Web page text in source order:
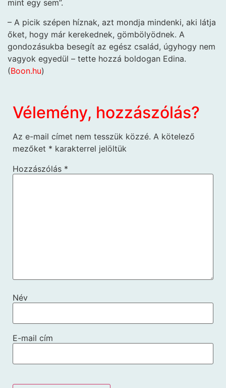
mint egy sem”.
– A picik szépen híznak, azt mondja mindenki, aki látja
őket, hogy már kerekednek, gömbölyödnek. A
gondozásuk­ba besegít az egész család, úgyhogy nem
vagyok egyedül – tette hozzá boldogan Edina.
(Boon.hu)
Vélemény, hozzászólás?
Az e-mail címet nem tesszük közzé. A kötelező
mezőket * karakterrel jelöltük
Hozzászólás *
Név
E-mail cím